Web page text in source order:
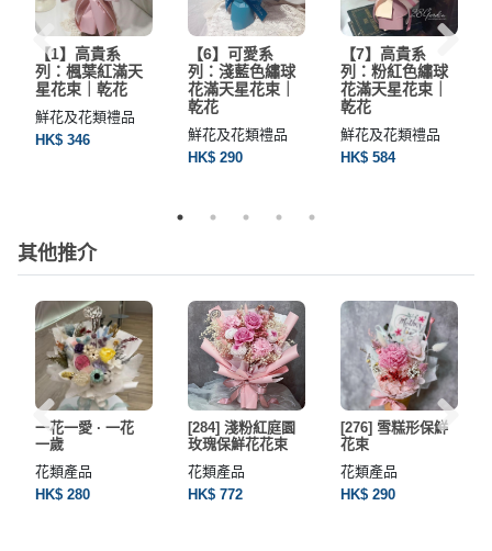
【1】高貴系
列：楓葉紅滿天
星花束｜乾花
鮮花及花類禮品
HK$ 346
【6】可愛系
列：淺藍色繡球
花滿天星花束｜
乾花
鮮花及花類禮品
HK$ 290
【7】高貴系
列：粉紅色繡球
花滿天星花束｜
乾花
鮮花及花類禮品
HK$ 584
其他推介
一花一愛 · 一花
一歲
花類產品
HK$ 280
[284] 淺粉紅庭園
玫瑰保鮮花花束
花類產品
HK$ 772
[276] 雪糕形保鮮
花束
花類產品
HK$ 290